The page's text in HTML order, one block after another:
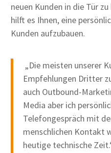
neuen Kunden in die Tür
hilft es Ihnen, eine
Kunden aufzubauen.
„Die meisten unserer
Empfehlungen Dritter
auch Outbound-
Media aber ich
Telefongespräch mit
menschlichen Kontakt
heutige technische